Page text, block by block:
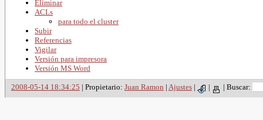
Eliminar
ACLs
para todo el cluster
Subir
Referencias
Vigilar
Versión para impresora
Versión MS Word
2008-05-14 18:34:25 | Propietario: Juan Ramon | Ajustes | | | Buscar: